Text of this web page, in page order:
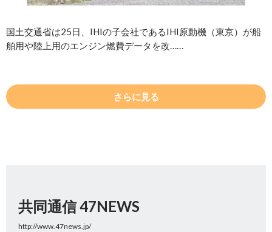
国土交通省は25日、IHIの子会社であるIHI原動機（東京）が船
舶用や陸上用のエンジン燃費データを改……
さらに見る
共同通信 47NEWS
http://www.47news.jp/